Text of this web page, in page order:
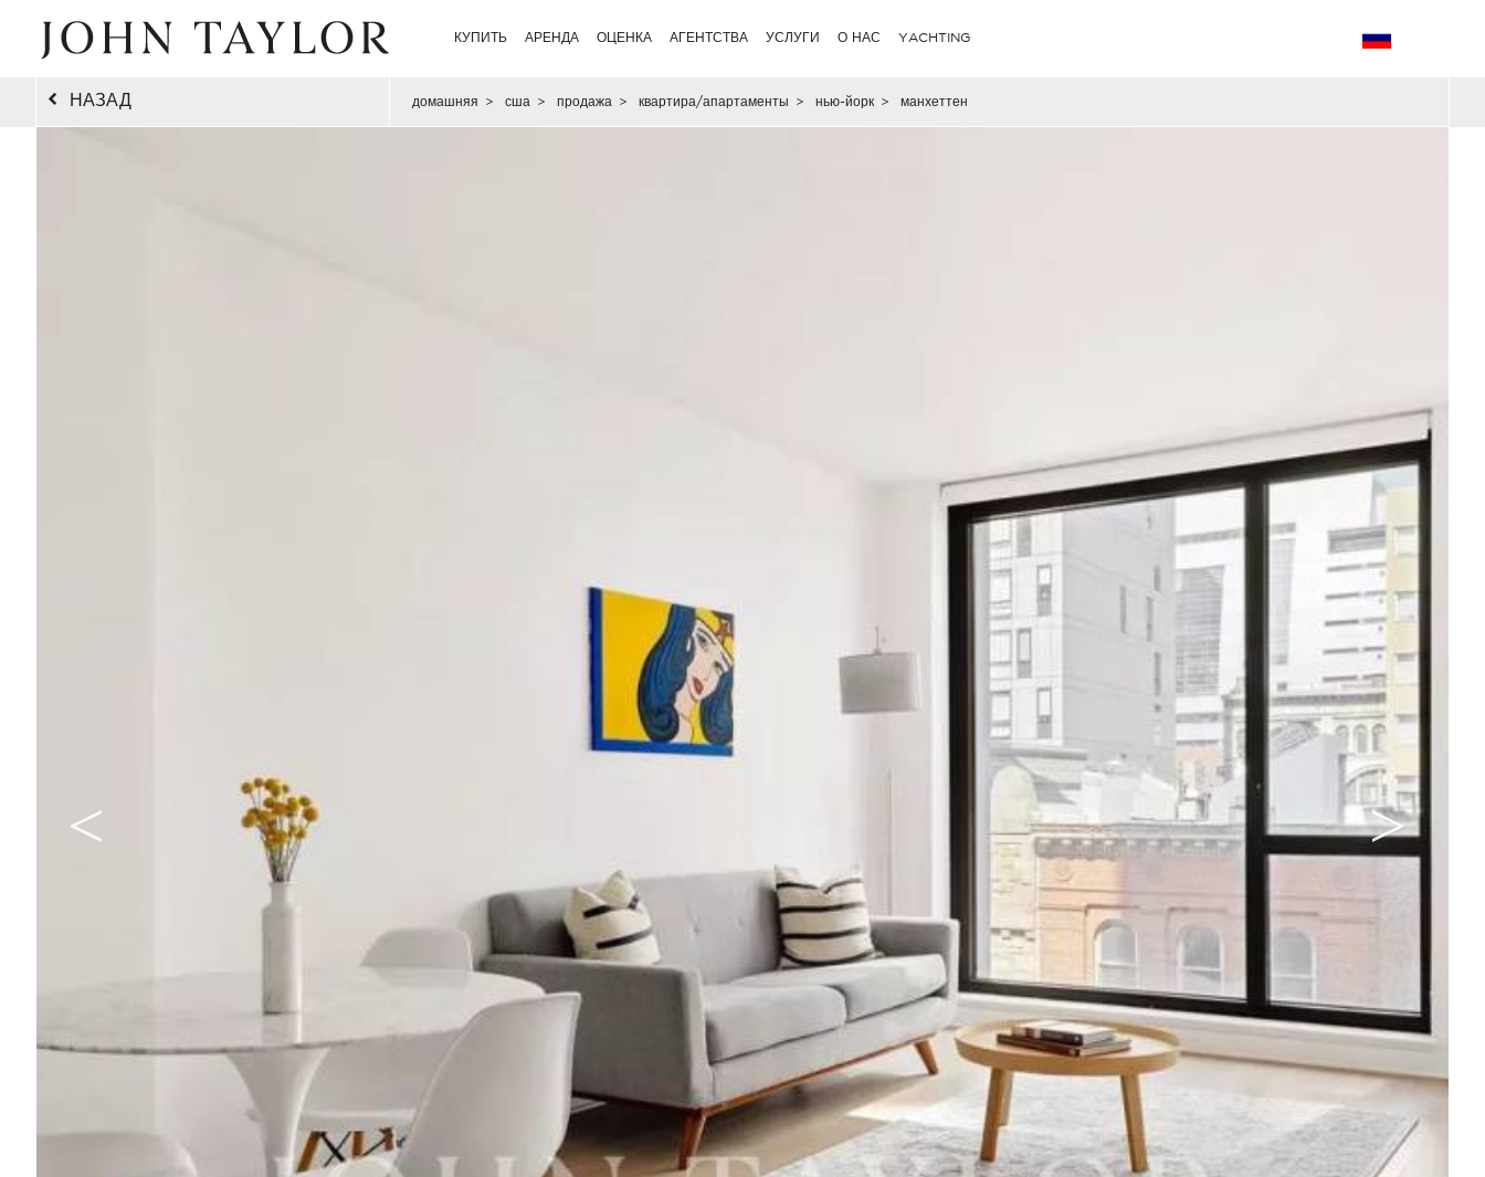
КУПИТЬ АРЕНДА ОЦЕНКА АГЕНТСТВА УСЛУГИ О НАС YACHTING
НАЗАД домашняя > сша > продажа > квартира/апартаменты > нью-йорк > манхеттен